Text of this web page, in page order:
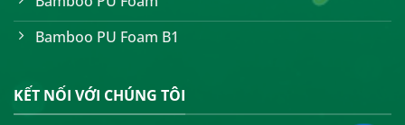
Bamboo PU Foam B1
KẾT NỐI VỚI CHÚNG TÔI